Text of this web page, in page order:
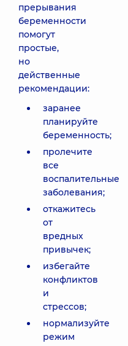
прерывания
беременности
помогут
простые,
но
действенные
рекомендации:
заранее
планируйте
беременность;
пролечите
все
воспалительные
заболевания;
откажитесь
от
вредных
привычек;
избегайте
конфликтов
и
стрессов;
нормализуйте
режим